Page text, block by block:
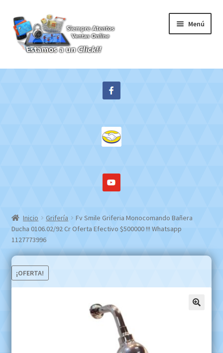
Ir
a
la
navegación
Ir
al
contenido
Menú
Inicio
Inicio Grifería
Fv Smile Griferia Monocomando Bañera
Ducha 0106.02/92 Cr Oferta Efectivo $500000 !!! Whatsapp
1127773996
¡OFERTA!